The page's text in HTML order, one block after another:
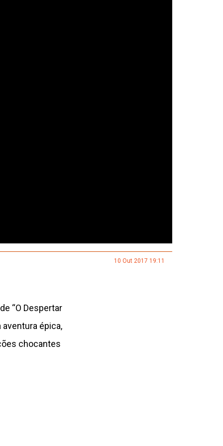
10 Out 2017 19:11
“O Despertar
aventura épica,
chocantes